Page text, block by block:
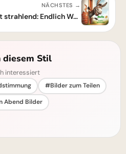
NÄCHSTES →
Ein frecher Esel verkündet strahlend: Endlich Wochenende!
diesem Stil
interessiert
#Bilder zum Teilen
Abend Bilder